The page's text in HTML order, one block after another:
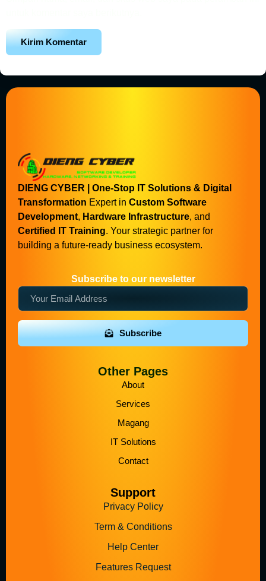
DIENG CYBER | One-Stop IT Solutions & Digital
Transformation Expert in Custom Software
Development, Hardware Infrastructure, and
Certified IT Training. Your strategic partner for
building a future-ready business ecosystem.
Subscribe to our newsletter
Subscribe
Other Pages
About
Services
Magang
IT Solutions
Contact
Support
Privacy Policy
Term & Conditions
Help Center
Features Request